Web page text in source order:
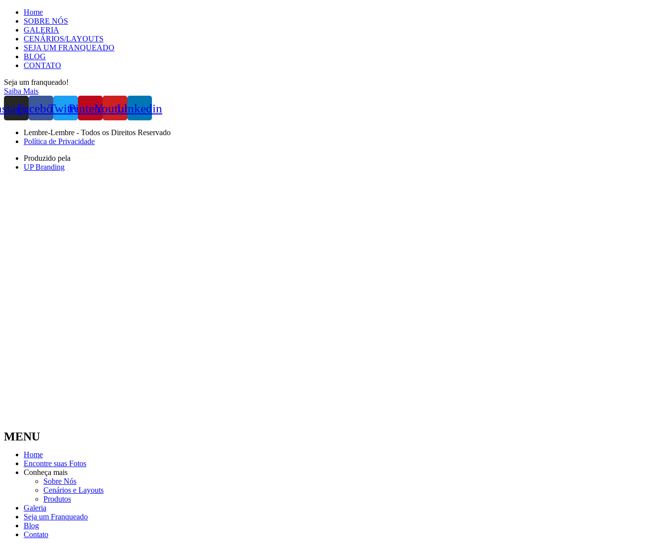
Home
SOBRE NÓS
GALERIA
CENÁRIOS/LAYOUTS
SEJA UM FRANQUEADO
BLOG
CONTATO
Seja um franqueado!
Saiba Mais
FacebookTwitterPinterestYoutubeLinkedin
Lembre-Lembre - Todos os Direitos Reservado
Política de Privacidade
Produzido pela
UP Branding
MENU
Home
Encontre suas Fotos
Conheça mais
Sobre Nós
Cenários e Layouts
Produtos
Galeria
Seja um Franqueado
Blog
Contato